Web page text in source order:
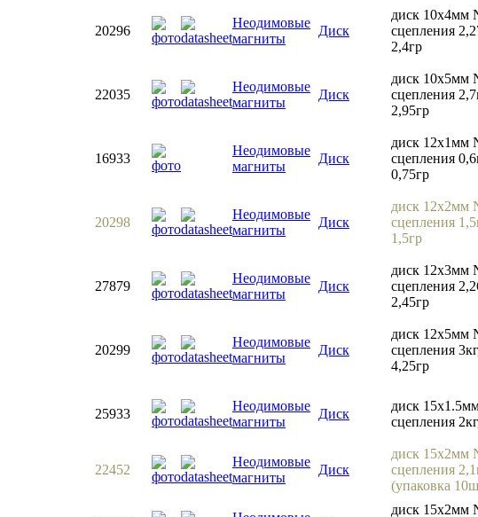
20296
Неодимовые
магниты
Диск
диск 10х4мм
сцепления
2,4гр
22035
Неодимовые
магниты
Диск
диск 10х5мм
сцепления
2,95гр
16933
Неодимовые
магниты
Диск
диск 12х1мм
сцепления
0,75гр
20298
Неодимовые
магниты
Диск
диск 12х2мм
сцепления
1,5гр
27879
Неодимовые
магниты
Диск
диск 12х3мм
сцепления
2,45гр
20299
Неодимовые
магниты
Диск
диск 12х5мм
сцепления
4,25гр
25933
Неодимовые
магниты
Диск
диск
сцепления
22452
Неодимовые
магниты
Диск
диск 15х2мм
сцепления
(упаковка
диск 15х2мм